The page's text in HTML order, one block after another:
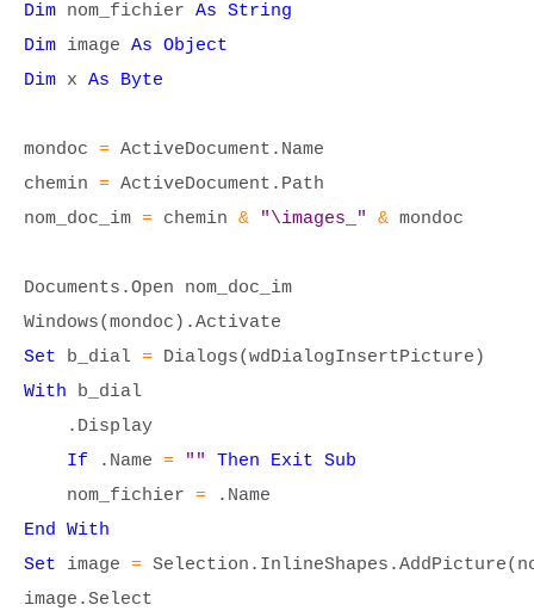
Dim nom_fichier As String
Dim image As Object
Dim x As Byte
mondoc = ActiveDocument.Name
chemin = ActiveDocument.Path
nom_doc_im = chemin & "\images_" & mondoc
Documents.Open nom_doc_im
Windows(mondoc).Activate
Set b_dial = Dialogs(wdDialogInsertPicture)
With b_dial
.Display
If .Name = ""
Then Exit Sub
nom_fichier = .Name
End With
Set image =
image.Select